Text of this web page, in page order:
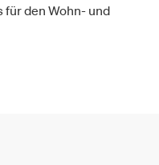
für den Wohn- und
Chloé - der